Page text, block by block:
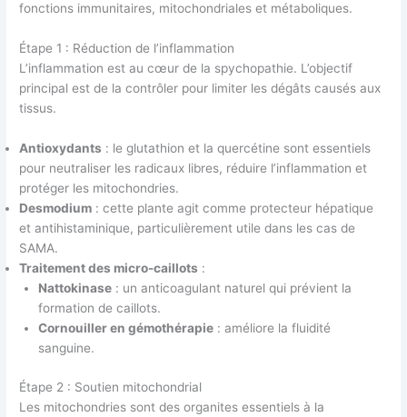
fonctions immunitaires, mitochondriales et métaboliques.
Étape 1 : Réduction de l’inflammation
L’inflammation est au cœur de la spychopathie. L’objectif
principal est de la contrôler pour limiter les dégâts causés aux
tissus.
Antioxydants : le glutathion et la quercétine sont essentiels
pour neutraliser les radicaux libres, réduire l’inflammation et
protéger les mitochondries.
Desmodium : cette plante agit comme protecteur hépatique
et antihistaminique, particulièrement utile dans les cas de
SAMA.
Traitement des micro-caillots :
Nattokinase: un anticoagulant naturel qui prévient la
formation de caillots.
Cornouiller en gémothérapie: améliore la fluidité
sanguine.
Étape 2 : Soutien mitochondrial
Les mitochondries sont des organites essentiels à la